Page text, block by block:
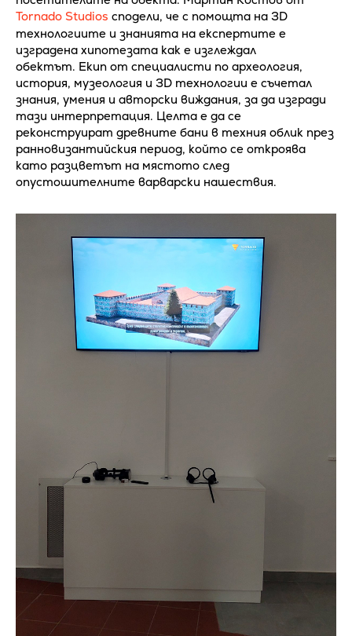
Tornado Studios сподели, че с помощта на 3D
технологиите и знанията на експертите е
изградена хипотезата как е изглеждал
обектът. Екип от специалисти по археология,
история, музеология и 3D технологии е съчетал
знания, умения и авторски виждания, за да изгради
тази интерпретация. Целта е да се
реконструират древните бани в техния облик през
ранновизантийския период, който се откроява
като разцветът на мястото след
опустошителните варварски нашествия.